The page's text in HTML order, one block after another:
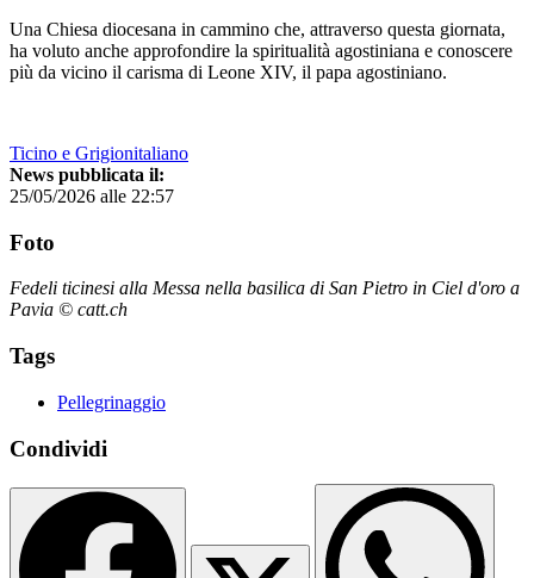
Una Chiesa diocesana in cammino che, attraverso questa giornata,
ha voluto anche approfondire la spiritualità agostiniana e conoscere
più da vicino il carisma di Leone XIV, il papa agostiniano.
Ticino e Grigionitaliano
News pubblicata il:
25/05/2026 alle 22:57
Foto
Fedeli ticinesi alla Messa nella basilica di San Pietro in Ciel d'oro a
Pavia © catt.ch
Tags
Pellegrinaggio
Condividi